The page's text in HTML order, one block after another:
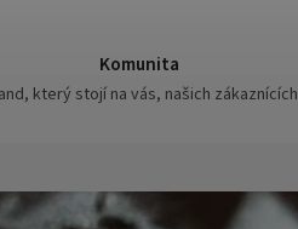
Komunita
který stojí na vás, našich zákaznících